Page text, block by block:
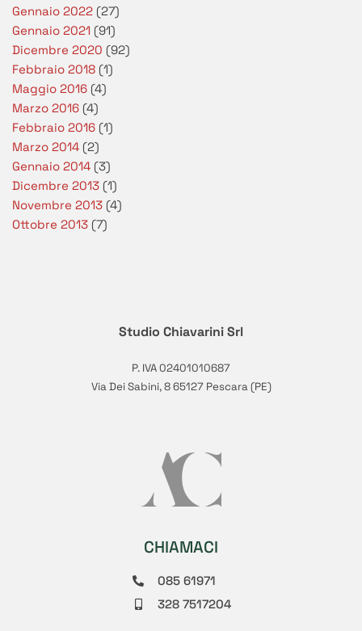
Gennaio 2022 (27)
Gennaio 2021 (91)
Dicembre 2020 (92)
Febbraio 2018 (1)
Maggio 2016 (4)
Marzo 2016 (4)
Febbraio 2016 (1)
Marzo 2014 (2)
Gennaio 2014 (3)
Dicembre 2013 (1)
Novembre 2013 (4)
Ottobre 2013 (7)
Studio Chiavarini Srl
P. IVA 02401010687
Via Dei Sabini, 8 65127 Pescara (PE)
CHIAMACI
085 61971
328 7517204